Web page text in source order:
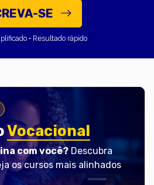
SE
• Resultado rápido
Vocacional
com você? Descubra
os cursos mais alinhados